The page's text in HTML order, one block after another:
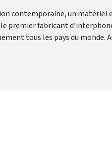
contemporaine, un matériel
fabricant
tous les pays du monde.